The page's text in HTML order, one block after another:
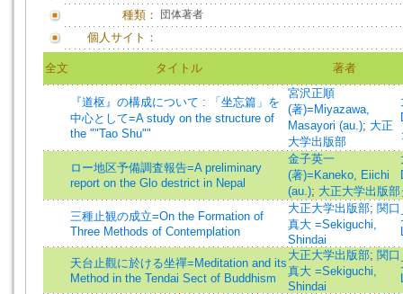
種類：
団体著者
個人サイト：
全文 タイトル 著者
『道枢』の構成について : 「坐忘篇」を
中心として=A study on the structure of
the ""Tao Shu""
宮沢正順
(著)=Miyazawa,
Masayori (au.); 大正
大学出版部
ロー地区予備調査報告=A preliminary
report on the Glo destrict in Nepal
金子英一
(著)=Kaneko, Eiichi
(au.); 大正大学出版部
三種止観の成立=On the Formation of
Three Methods of Contemplation
大正大学出版部; 関口
真大 =Sekiguchi,
Shindai
天台止觀に於ける坐禪=Meditation and its
Method in the Tendai Sect of Buddhism
大正大学出版部; 関口
真大 =Sekiguchi,
Shindai